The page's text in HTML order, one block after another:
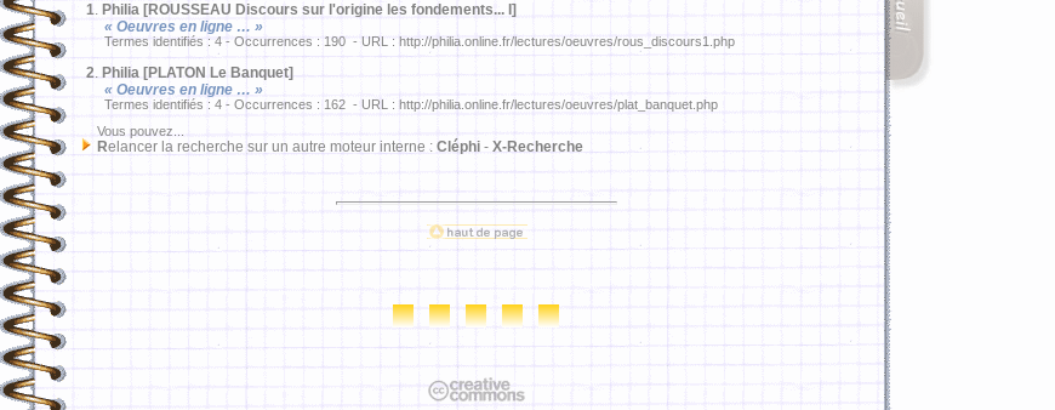
1. Philia [ROUSSEAU Discours sur l'origine les fondements... I]
« Oeuvres en ligne … »
Termes identifiés : 4 - Occurrences : 190 - URL : http://philia.online.fr/lectures/oeuvres/rous_discours1.php
2. Philia [PLATON Le Banquet]
« Oeuvres en ligne … »
Termes identifiés : 4 - Occurrences : 162 - URL : http://philia.online.fr/lectures/oeuvres/plat_banquet.php
Vous pouvez...
Relancer la recherche sur un autre moteur interne : Cléphi - X-Recherche